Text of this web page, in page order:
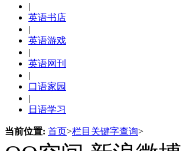
|
英语书店
|
英语游戏
|
英语网刊
|
口语家园
|
日语学习
当前位置: 首页>栏目关键字查询>